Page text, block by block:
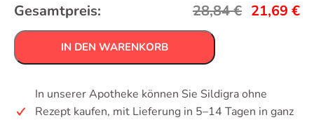
Gesamtpreis: 28,84€ 21,69 €
IN DEN WARENKORB
In unserer Apotheke können Sie Sildigra ohne
Rezept kaufen, mit Lieferung in 5–14 Tagen in ganz